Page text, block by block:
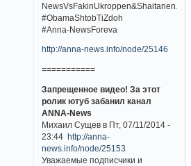
#ObamaShtobTiZdoh
#Anna-NewsForeva
http://anna-news.info/node/25146
===========
Запрещенное видео! За этот
ролик ютуб забанил канал
ANNA-News
Михаил Сущев в Пт, 07/11/2014 -
23:44http://anna-
news.info/node/25153
Уважаемые подписчики и